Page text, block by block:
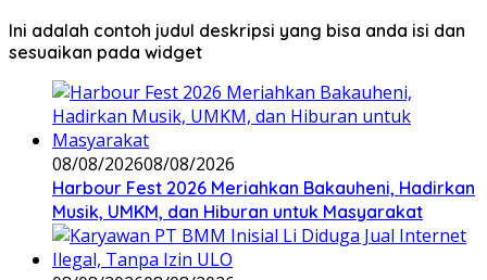
Ini adalah contoh judul deskripsi yang bisa anda isi dan
sesuaikan pada widget
08/08/202608/08/2026
Harbour Fest 2026 Meriahkan Bakauheni, Hadirkan
Musik, UMKM, dan Hiburan untuk Masyarakat